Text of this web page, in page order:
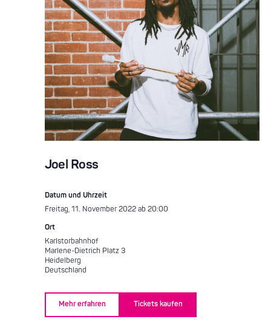
Joel Ross
Datum und Uhrzeit
Freitag, 11. November 2022 ab 20:00
Ort
Karlstorbahnhof
Marlene-Dietrich Platz 3
Heidelberg
Deutschland
Mehr erfahren Tickets kaufen